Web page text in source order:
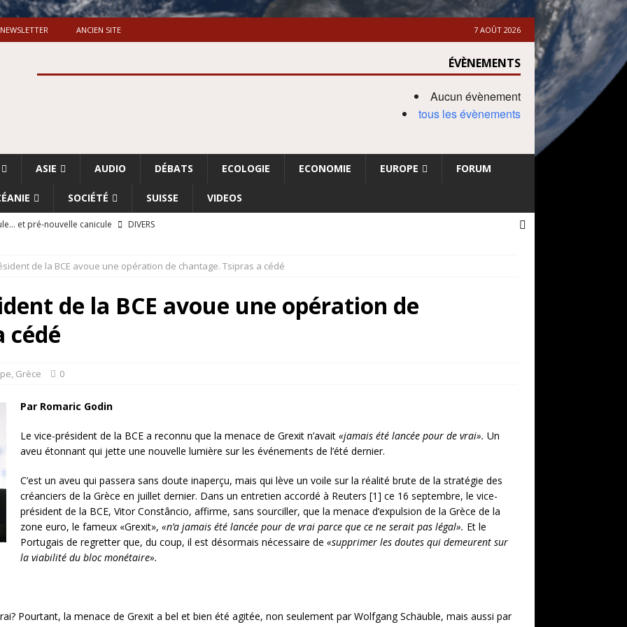
NEWSLETTER ANCIEN SITE 7 AOÛT 2026
ÉVÈNEMENTS
Aucun évènement
tous les évènements
ASIE AUDIO DÉBATS ECOLOGIE ECONOMIE EUROPE FORUM
SOCIÉTÉ SUISSE VIDEOS
et pré-nouvelle canicule
DIVERS
du nettoyage ethnique en Cisjordanie et à Gaza
ISRAËL
sur la “fraude électorale” était une blague de mauvais goût…
de la BCE avoue une opération de chantage. Tsipras a cédé
de la BCE avoue une opération de
cédé
, Grèce 0
Par Romaric Godin
Le vice-président de la BCE a reconnu que la menace de Grexit n’avait «jamais été lancée pour de vrai». Un
aveu étonnant qui jette une nouvelle lumière sur les événements de l’été dernier.
C’est un aveu qui passera sans doute inaperçu, mais qui lève un voile sur la réalité brute de la stratégie des
créanciers de la Grèce en juillet dernier. Dans un entretien accordé à Reuters [1] ce 16 septembre, le vice-
président de la BCE, Vitor Constâncio, affirme, sans sourciller, que la menace d’expulsion de la Grèce de la
zone euro, le fameux «Grexit», «n’a jamais été lancée pour de vrai parce que ce ne serait pas légal». Et le
Portugais de regretter que, du coup, il est désormais nécessaire de «supprimer les doutes qui demeurent sur
la viabilité du bloc monétaire».
Pourtant, la menace de Grexit a bel et bien été agitée, non seulement par Wolfgang Schäuble, mais aussi par